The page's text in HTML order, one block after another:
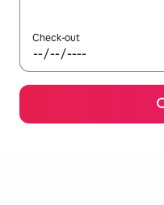
Check-out